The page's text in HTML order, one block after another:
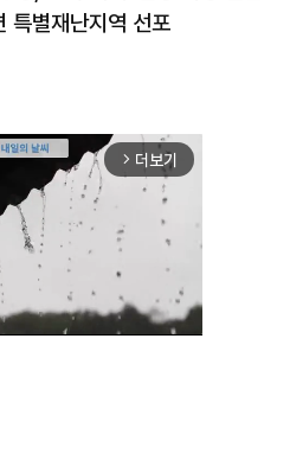
특별재난지역 선포
arrow_forward_ios 더보기